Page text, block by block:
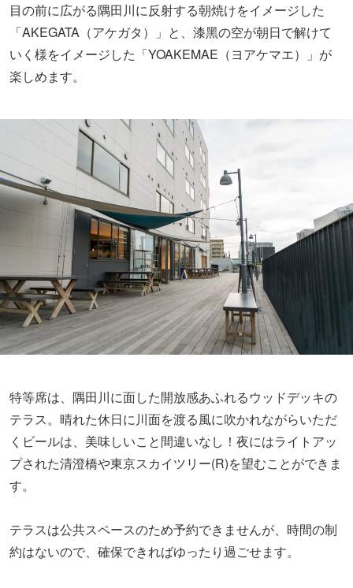
目の前に広がる隅田川に反射する朝焼けをイメージした
「AKEGATA（アケガタ）」と、漆黑の空が朝日で解けて
いく様をイメージした「YOAKEMAE（ヨアケマエ）」が
楽しめます。
特等席は、隅田川に面した開放感あふれるウッドデッキの
テラス。晴れた休日に川面を渡る風に吹かれながらいただ
くビールは、美味しいこと間違いなし！夜にはライトアッ
プされた清澄橋や東京スカイツリー(R)を望むことができま
す。
テラスは公共スペースのため予約できませんが、時間の制
約はないので、確保できればゆったり過ごせます。